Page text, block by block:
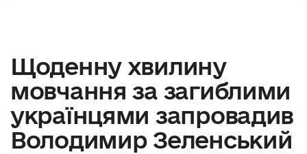
Щоденну хвилину
мовчання за загиблими
українцями запровадив
Володимир Зеленський